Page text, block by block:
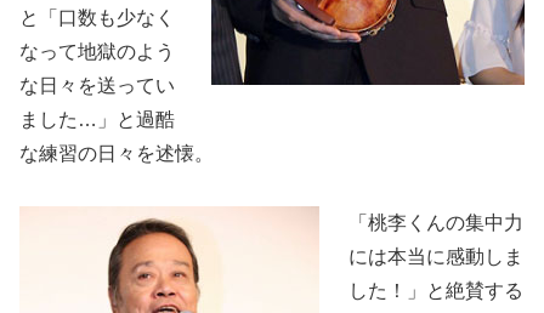
と「口数も少なく
なって地獄のよう
な日々を送ってい
ました…」と過酷
な練習の日々を述懐。
「桃李くんの集中力
には本当に感動しま
した！」と絶賛する